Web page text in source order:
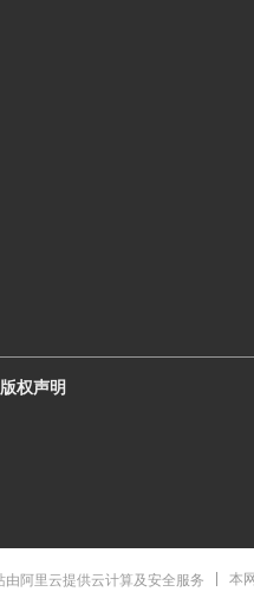
权声明
阿里云提供云计算及安全服务 本